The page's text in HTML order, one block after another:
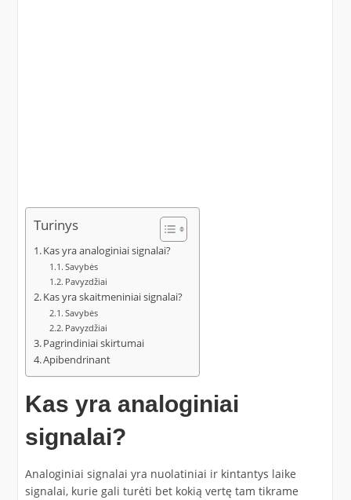
Turinys
Kas yra analoginiai signalai?
Savybės
Pavyzdžiai
Kas yra skaitmeniniai signalai?
Savybės
Pavyzdžiai
Pagrindiniai skirtumai
Apibendrinant
Kas yra analoginiai
signalai?
Analoginiai signalai yra nuolatiniai ir kintantys laike
signalai, kurie gali turėti bet kokią vertę tam tikrame